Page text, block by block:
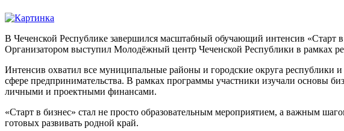
В Чеченской Республике завершился масштабный обучающий интенсив «Старт
Организатором выступил Молодёжный центр Чеченской Республики в рамках
Интенсив охватил все муниципальные районы и городские округа республики
сфере предпринимательства. В рамках программы участники изучали основы
личными и проектными финансами.
«Старт в бизнес» стал не просто образовательным мероприятием, а важным
готовых развивать родной край.